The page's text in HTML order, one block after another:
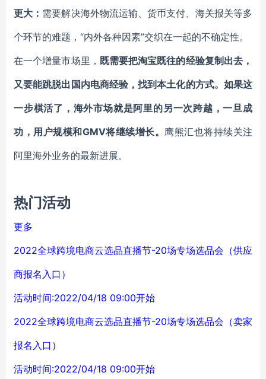
更大： 需要解决海外物流运输、货币支付、海关报关等多
个环节的难题，“内外各种因素”交织在一起的不确定性。
在一个增量市场里， 既需要把淘宝既往的经验复制出去，
又要能跳脱出国内电商经验，找到本土化的方式。如果这
一步棋活了，海外市场就是阿里的另一次跨越，一旦成
功，用户规模和GMV将继续增长。 鹰熊汇也将持续关注
阿里海外业务的最新进展。
热门活动
更多
2022全球跨境电商云选品直播节-20场专场选品会（供应
商报名入口）
活动时间:2022/04/18 09:00开始
2022全球跨境电商云选品直播节-20场专场选品会（卖家
报名入口）
活动时间:2022/04/18 09:00开始